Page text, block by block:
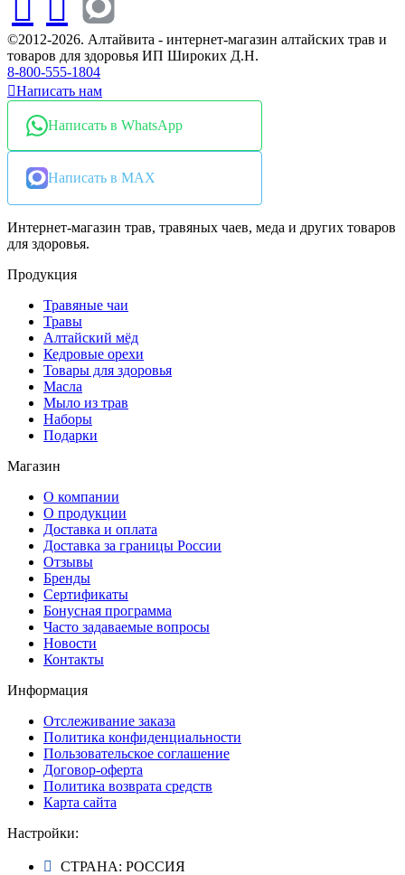
©2012-2026. Алтайвита - интернет-магазин алтайских трав и
товаров для здоровья ИП Широких Д.Н.
8-800-555-1804
Написать нам
Написать в WhatsApp
Написать в MAX
Интернет-магазин трав, травяных чаев, меда и других товаров
для здоровья.
Продукция
Травяные чаи
Травы
Алтайский мёд
Кедровые орехи
Товары для здоровья
Масла
Мыло из трав
Наборы
Подарки
Магазин
О компании
О продукции
Доставка и оплата
Доставка за границы России
Отзывы
Бренды
Сертификаты
Бонусная программа
Часто задаваемые вопросы
Новости
Контакты
Информация
Отслеживание заказа
Политика конфиденциальности
Пользовательское соглашение
Договор-оферта
Политика возврата средств
Карта сайта
Настройки:
СТРАНА: РОССИЯ